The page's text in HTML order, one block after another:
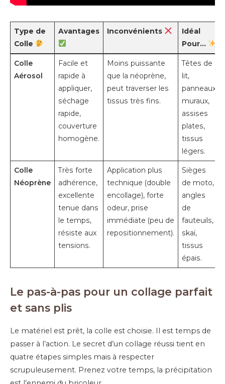
Type de
Colle
Avantages Inconvénients
Idéal
Pour…
Colle
Aérosol
Facile et
rapide à
appliquer,
séchage
rapide,
couverture
homogène.
Moins puissante
que la néoprène,
peut traverser les
tissus très fins.
Têtes de
lit,
panneaux
muraux,
assises
plates,
tissus
légers.
Colle
Néoprène
Très forte
adhérence,
excellente
tenue dans
le temps,
résiste aux
tensions.
Application plus
technique (double
encollage), forte
odeur, prise
immédiate (peu de
repositionnement).
Sièges
de moto,
angles
de
fauteuils,
skaï,
tissus
épais.
Le pas-à-pas pour un collage parfait
et sans plis
Le matériel est prêt, la colle est choisie. Il est temps de
passer à l’action. Le secret d’un collage réussi tient en
quatre étapes simples mais à respecter
scrupuleusement. Prenez votre temps, la précipitation